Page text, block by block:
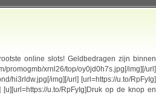
online slots! Geldbedragen zijn binnen
xrnl26/top/oy0jd0h7s.jpg[/img][/url]
hi3rldw.jpg[/img][/url] [url=https://u.to/RpFyIg]
[u][url=https://u.to/RpFyIg]Druk op de knop en